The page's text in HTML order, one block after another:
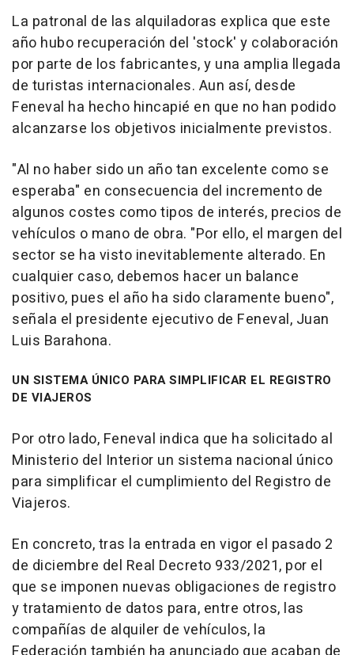
La patronal de las alquiladoras explica que este
año hubo recuperación del 'stock' y colaboración
por parte de los fabricantes, y una amplia llegada
de turistas internacionales. Aun así, desde
Feneval ha hecho hincapié en que no han podido
alcanzarse los objetivos inicialmente previstos.
"Al no haber sido un año tan excelente como se
esperaba" en consecuencia del incremento de
algunos costes como tipos de interés, precios de
vehículos o mano de obra. "Por ello, el margen del
sector se ha visto inevitablemente alterado. En
cualquier caso, debemos hacer un balance
positivo, pues el año ha sido claramente bueno",
señala el presidente ejecutivo de Feneval, Juan
Luis Barahona.
UN SISTEMA ÚNICO PARA SIMPLIFICAR EL REGISTRO
DE VIAJEROS
Por otro lado, Feneval indica que ha solicitado al
Ministerio del Interior un sistema nacional único
para simplificar el cumplimiento del Registro de
Viajeros.
En concreto, tras la entrada en vigor el pasado 2
de diciembre del Real Decreto 933/2021, por el
que se imponen nuevas obligaciones de registro
y tratamiento de datos para, entre otros, las
compañías de alquiler de vehículos, la